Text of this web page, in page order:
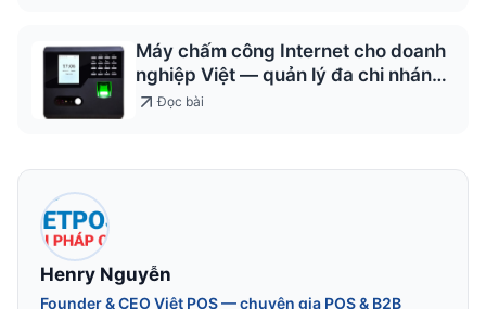
Máy chấm công Internet cho doanh
nghiệp Việt — quản lý đa chi nhánh
2026
Đọc bài
Henry Nguyễn
Founder & CEO Việt POS — chuyên gia POS & B2B